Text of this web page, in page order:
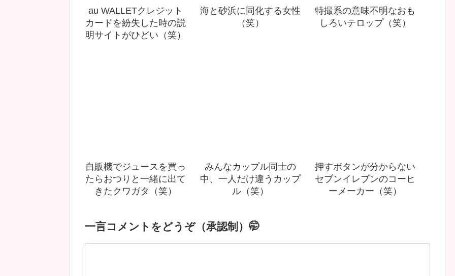
au WALLETクレジット
カードを紛失した時の説
明サイトがひどい（笑）
海と砂浜に同化する女性
（笑）
特撮系の意味不明なおも
しろいテロップ（笑）
自販機でジュースを買っ
たらおつりと一緒に出て
きたクワガタ（笑）
みんなカップル同士の
中、一人だけ違うカップ
ル（笑）
押すボタンが分からない
セブンイレブンのコーヒ
ーメーカー（笑）
一言コメントをどうぞ（承認制）🤭